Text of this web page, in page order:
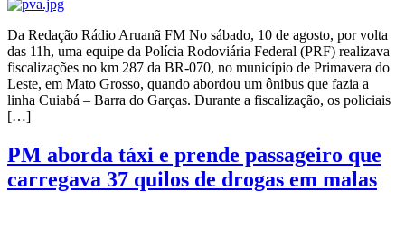
Da Redação Rádio Aruanã FM No sábado, 10 de agosto, por volta
das 11h, uma equipe da Polícia Rodoviária Federal (PRF) realizava
fiscalizações no km 287 da BR-070, no município de Primavera do
Leste, em Mato Grosso, quando abordou um ônibus que fazia a
linha Cuiabá – Barra do Garças. Durante a fiscalização, os policiais
[…]
PM aborda táxi e prende passageiro que
carregava 37 quilos de drogas em malas